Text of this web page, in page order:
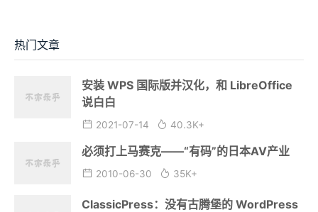
热门文章
安装 WPS 国际版并汉化，和 LibreOffice
说白白
2021-07-14 40.3K+
必须打上马赛克——“有码”的日本AV产业
2010-06-30 35K+
ClassicPress：没有古腾堡的 WordPress